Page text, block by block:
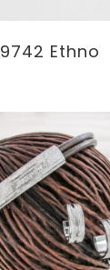
9742 Ethno